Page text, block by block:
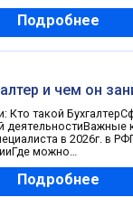
Подробнее
и чем он
Кто такой
деятельностиВажные
в 2026г. в
можно…
Подробнее